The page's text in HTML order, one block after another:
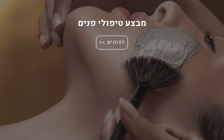
מבצע טיפולי פנים
לפרטים >>